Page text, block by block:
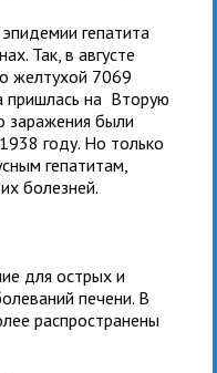
гепатита
Так, в августе
желтухой 7069
пришлась на Вторую
заражения были
году. Но только
гепатитам,
болезней.
для острых и
печени. В
распространены